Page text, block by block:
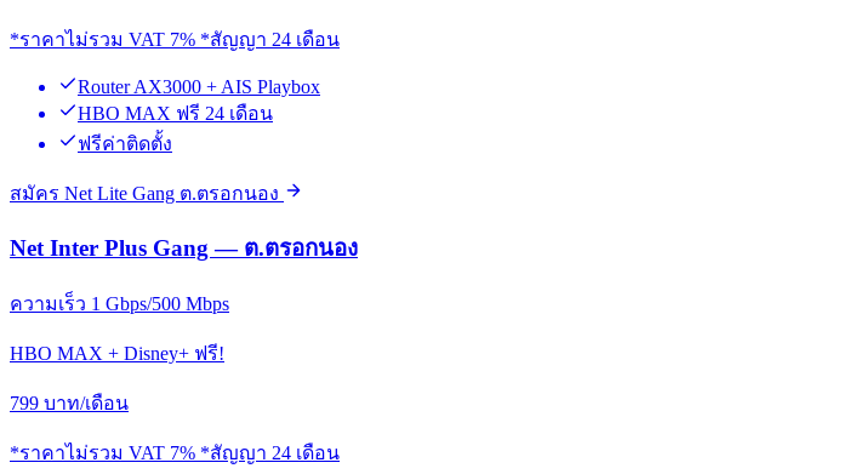
*ราคาไม่รวม VAT 7% *สัญญา 24 เดือน
Router AX3000 + AIS Playbox
HBO MAX ฟรี 24 เดือน
ฟรีค่าติดตั้ง
สมัคร Net Lite Gang ต.ตรอกนอง
Net Inter Plus Gang — ต.ตรอกนอง
ความเร็ว 1 Gbps/500 Mbps
HBO MAX + Disney+ ฟรี!
799 บาท/เดือน
*ราคาไม่รวม VAT 7% *สัญญา 24 เดือน